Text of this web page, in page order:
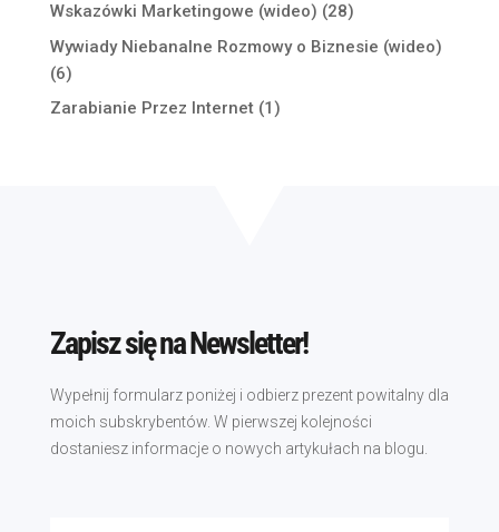
Wskazówki Marketingowe (wideo) (28)
Wywiady Niebanalne Rozmowy o Biznesie (wideo)
(6)
Zarabianie Przez Internet(1)
Zapisz się na Newsletter!
Wypełnij formularz poniżej i odbierz prezent powitalny dla
moich subskrybentów. W pierwszej kolejności
dostaniesz informacje o nowych artykułach na blogu.